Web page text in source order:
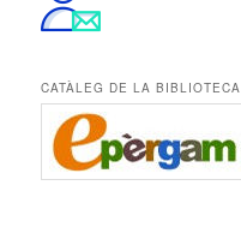
CATÀLEG DE LA BIBLIOTECA